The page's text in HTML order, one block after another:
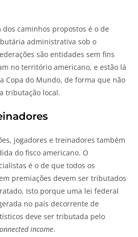
caminhos propostos é o de
administrativa sob o
são entidades sem fins
no território americano, e estão lá
Copa do Mundo, de forma que não
tributação local.
jogadores e treinadores também
do fisco americano. O
é o de que todos os
premiações devem ser tributados
Isto porque uma lei federal
no país decorrente de
deve ser tributada pelo
income.